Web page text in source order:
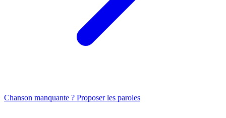
Chanson manquante ? Proposer les paroles